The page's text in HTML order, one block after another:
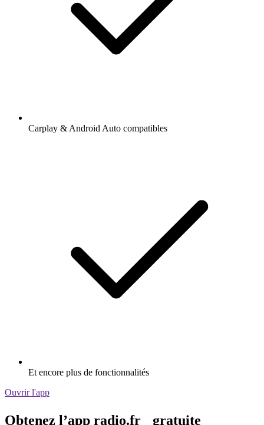
Carplay & Android Auto compatibles
Et encore plus de fonctionnalités
Ouvrir l'app
Obtenez l’app radio.fr gratuite